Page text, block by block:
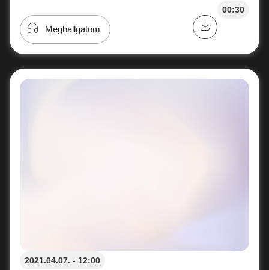
00:30
Meghallgatom
2021.04.07. - 12:00